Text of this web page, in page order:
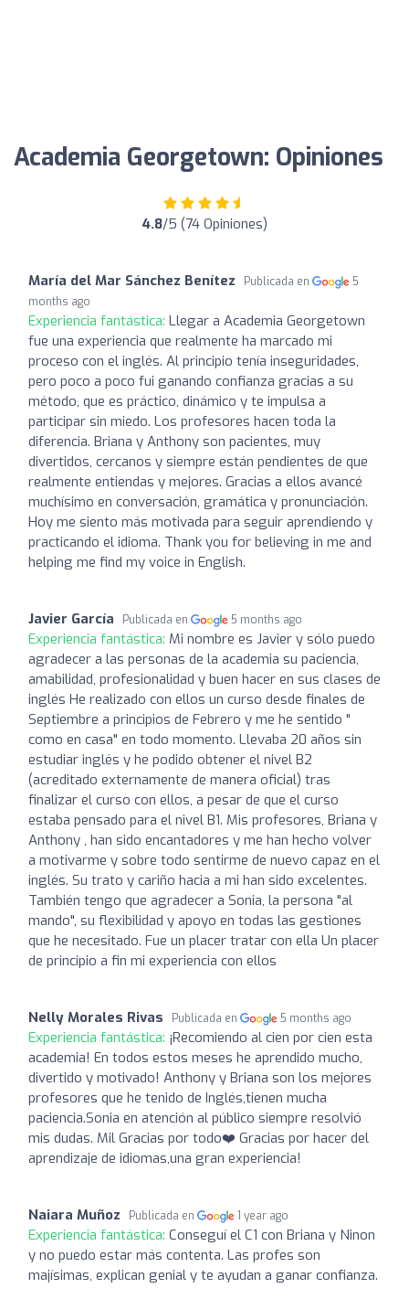
Academia Georgetown: Opiniones
4.8/5 (74 Opiniones)
María del Mar Sánchez Benítez Publicada en
5
months ago
Experiencia fantástica: Llegar a Academia Georgetown
fue una experiencia que realmente ha marcado mi
proceso con el inglés. Al principio tenía inseguridades,
pero poco a poco fui ganando confianza gracias a su
método, que es práctico, dinámico y te impulsa a
participar sin miedo. Los profesores hacen toda la
diferencia. Briana y Anthony son pacientes, muy
divertidos, cercanos y siempre están pendientes de que
realmente entiendas y mejores. Gracias a ellos avancé
muchísimo en conversación, gramática y pronunciación.
Hoy me siento más motivada para seguir aprendiendo y
practicando el idioma. Thank you for believing in me and
helping me find my voice in English.
Javier García Publicada en 5 months ago
Experiencia fantástica: Mi nombre es Javier y sólo puedo
agradecer a las personas de la academia su paciencia,
amabilidad, profesionalidad y buen hacer en sus clases de
inglés He realizado con ellos un curso desde finales de
Septiembre a principios de Febrero y me he sentido "
como en casa" en todo momento. Llevaba 20 años sin
estudiar inglés y he podido obtener el nivel B2
(acreditado externamente de manera oficial) tras
finalizar el curso con ellos, a pesar de que el curso
estaba pensado para el nivel B1. Mis profesores, Briana y
Anthony , han sido encantadores y me han hecho volver
a motivarme y sobre todo sentirme de nuevo capaz en el
inglés. Su trato y cariño hacia a mi han sido excelentes.
También tengo que agradecer a Sonia, la persona "al
mando", su flexibilidad y apoyo en todas las gestiones
que he necesitado. Fue un placer tratar con ella Un placer
de principio a fin mi experiencia con ellos
Nelly Morales Rivas Publicada en 5 months ago
Experiencia fantástica: ¡Recomiendo al cien por cien esta
academia! En todos estos meses he aprendido mucho,
divertido y motivado! Anthony y Briana son los mejores
profesores que he tenido de Inglés,tienen mucha
paciencia.Sonia en atención al público siempre resolvió
mis dudas. Mil Gracias por todo❤️ Gracias por hacer del
aprendizaje de idiomas,una gran experiencia!
Naiara Muñoz Publicada en 1 year ago
Experiencia fantástica: Conseguí el C1 con Briana y Ninon
y no puedo estar más contenta. Las profes son
majísimas, explican genial y te ayudan a ganar confianza.